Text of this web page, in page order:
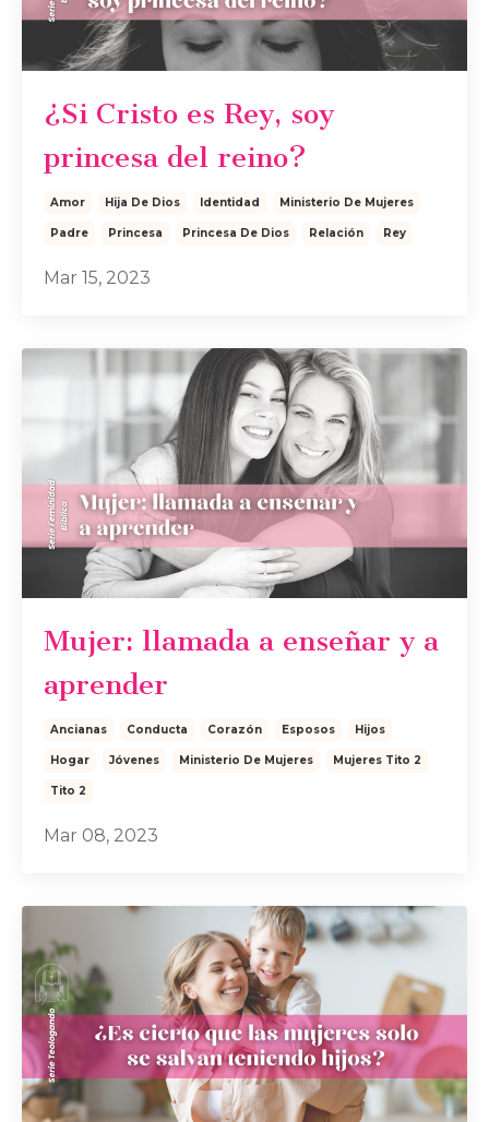
¿Si Cristo es Rey, soy
princesa del reino?
Amor Hija De Dios Identidad Ministerio De Mujeres
Padre Princesa Princesa De Dios Relación Rey
Mar 15, 2023
Mujer: llamada a enseñar y a
aprender
Ancianas Conducta Corazón Esposos Hijos
Hogar Jóvenes Ministerio De Mujeres Mujeres Tito 2
Tito 2
Mar 08, 2023